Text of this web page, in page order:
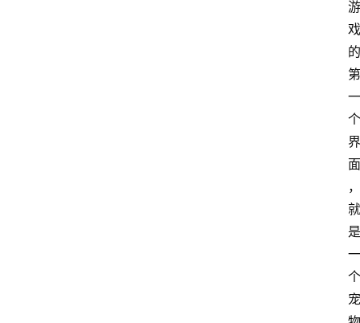
游
戏
的
第
一
个
界
面
，
就
是
一
个
宠